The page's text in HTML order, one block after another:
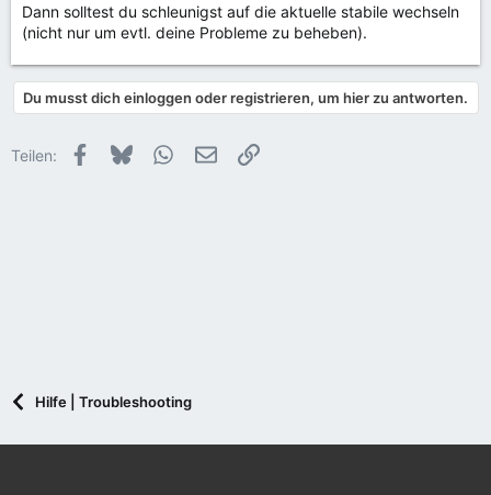
Dann solltest du schleunigst auf die aktuelle stabile wechseln
(nicht nur um evtl. deine Probleme zu beheben).
Du musst dich einloggen oder registrieren, um hier zu antworten.
Teilen: Facebook
Bluesky WhatsApp
E-MailLink
Hilfe | Troubleshooting